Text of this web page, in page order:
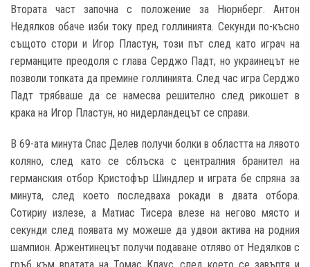
Втората част започна с положение за Нюрнберг. Антон
Недялков обаче изби току пред голлинията. Секунди по-късно
същото стори и Игор Пластун, този път след като играч на
германците преодоля с глава Серджо Падт, но украинецът не
позволи топката да премине голлинията. След час игра Серджо
Падт трябваше да се намесва решително след рикошет в
крака на Игор Пластун, но нидерландецът се справи.
В 69-ата минута Спас Делев получи болки в областта на лявото
коляно, след като се сблъска с централния бранител на
германския отбор Кристофър Шиндлер и играта бе спряна за
минута, след което последваха рокади в двата отбора.
Сотириу излезе, а Матиас Тисера влезе на негово място и
секунди след появата му можеше да удвои актива на родния
шампион. Аржентинецът получи подаване отляво от Недялков с